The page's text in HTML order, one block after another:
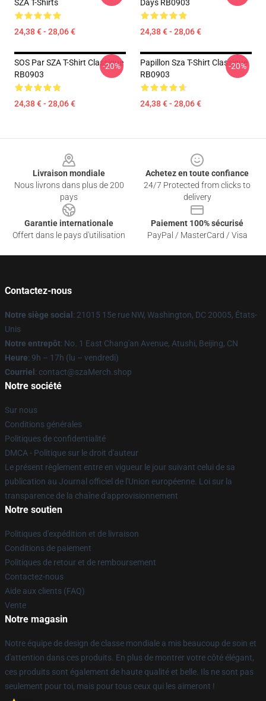
SZA T-Shirts
24,38 € - 28,06 €
Days RB0903
24,38 € - 28,06 €
SOS Par SZA T-Shirt Classique
RB0903
24,38 € - 28,06 €
-20%
Papillon Sza T-Shirt Classique
RB0903
24,38 € - 28,06 €
-20%
Livraison mondiale
Nous livrons dans plus de 200
pays
Achetez en toute confiance
24/7 Protected from clicks to
delivery
Garantie internationale
Offert dans le pays d'utilisation
Paiement 100% sécurisé
PayPal / MasterCard / Visa
Contactez-nous
Notre siège social : 21015 15e rue NW, Washington, DC 20005, États-
Unis
Notre entrepôt: No. 1 East Chang'an Avenue, Atushi, Beijing, CN
Heure: 9h – 17h (lu – vendredi)
Courriel : contact@szaMerch.shop
Notre société
Sur nous
Conditions générales
Politiques de confidentialité
DMCA - Politique sur le droit d'auteur
Le présent règlement entre en vigueur le jour suivant celui de sa
publication au Journal officiel de l'Union européenne. Loi sur la
transparence de la chaîne d'approvisionnement
Notre soutien
Politiques d'expédition et de livraison
Conditions de paiement
Politiques de retour et de remboursement
Contactez-nous
Aide aux clients (FAQ)
Vente
Notre magasin
Notre équipe de design de classe mondiale a mis beaucoup de soin et
d'attention dans ces produits. En plus de montrer votre côté élégant,
ces produits sont également de haute qualité et belle. Ils ne sont pas
seulement pour toi, mais pour tous ceux qui les aimeront !